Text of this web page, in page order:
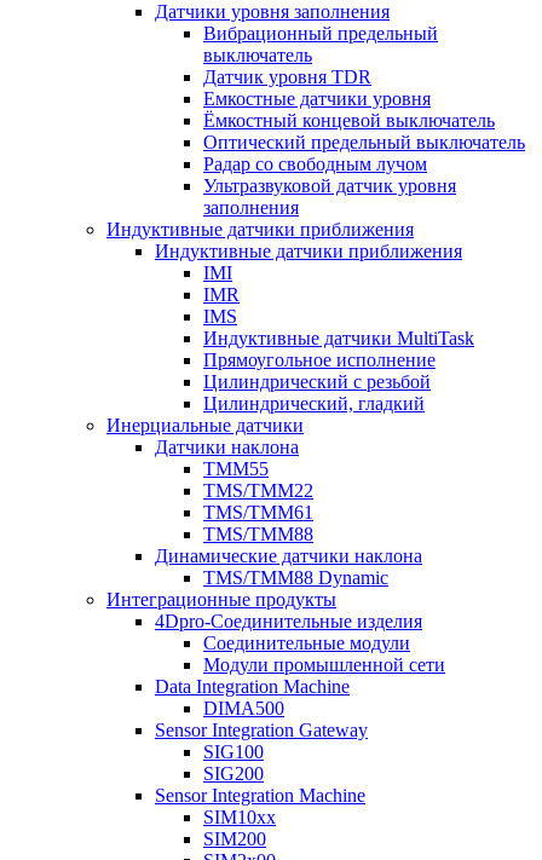
Датчики уровня заполнения
Вибрационный предельный
выключатель
Датчик уровня TDR
Емкостные датчики уровня
Ёмкостный концевой выключатель
Оптический предельный выключатель
Радар со свободным лучом
Ультразвуковой датчик уровня
заполнения
Индуктивные датчики приближения
Индуктивные датчики приближения
IMI
IMR
IMS
Индуктивные датчики MultiTask
Прямоугольное исполнение
Цилиндрический с резьбой
Цилиндрический, гладкий
Инерциальные датчики
Датчики наклона
TMM55
TMS/TMM22
TMS/TMM61
TMS/TMM88
Динамические датчики наклона
TMS/TMM88 Dynamic
Интеграционные продукты
4Dpro-Соединительные изделия
Соединительные модули
Модули промышленной сети
Data Integration Machine
DIMA500
Sensor Integration Gateway
SIG100
SIG200
Sensor Integration Machine
SIM10xx
SIM200